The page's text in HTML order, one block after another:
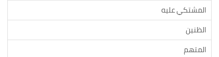
المشتكي عليه
الظنين
المتهم